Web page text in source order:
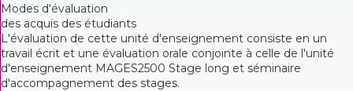
Modes d'évaluation
des acquis des étudiants
L'évaluation de cette unité d'enseignement consiste en un
travail écrit et une évaluation orale conjointe à celle de l'unité
d'enseignement MAGES2500 Stage long et séminaire
d'accompagnement des stages.